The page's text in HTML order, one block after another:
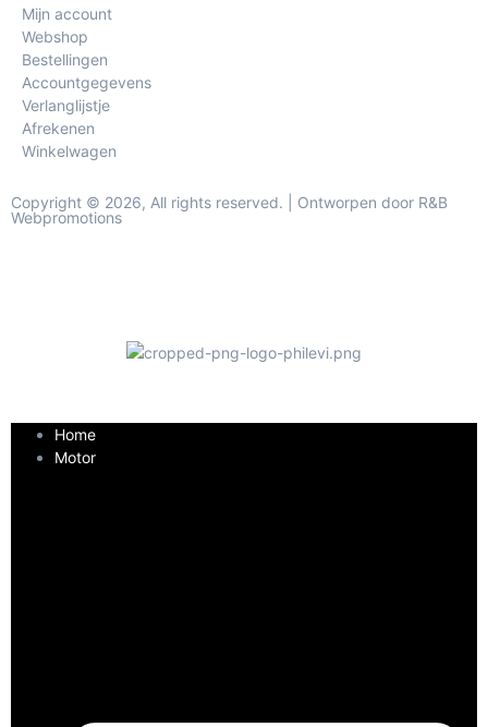
Mijn account
Webshop
Bestellingen
Accountgegevens
Verlanglijstje
Afrekenen
Winkelwagen
Copyright © 2026, All rights reserved. | Ontworpen door R&B
Webpromotions
Home
Motor